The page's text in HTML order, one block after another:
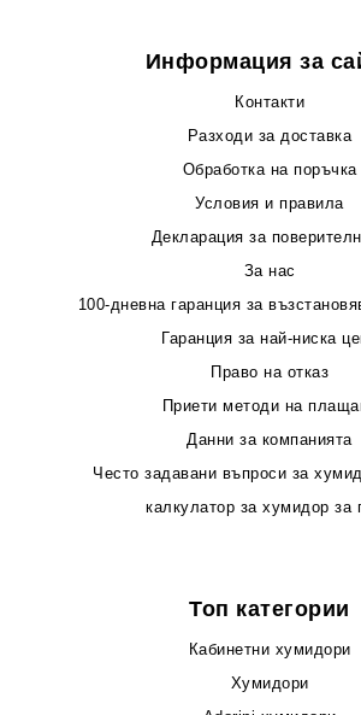
Информация за
Контакти
Разходи за доставка
Обработка на поръчка
Условия и правила
Декларация за
За нас
100-дневна гаранция за
Гаранция за най-ниска
Право на отказ
Приети методи на
Данни за компанията
Често задавани въпроси за
калкулатор за хумидор за
Топ категории
Кабинетни хумидори
Хумидори